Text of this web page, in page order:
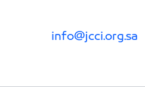
info@jcci.org.sa